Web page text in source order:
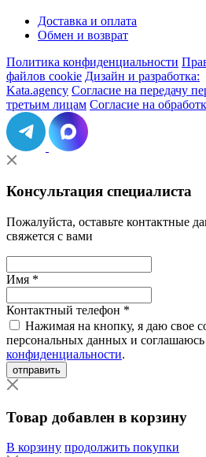
Доставка и оплата
Обмен и возврат
Политика конфиденциальности
файлов cookie Дизайн и разработка:
Kata.agency Согласие на передачу
третьим лицам Согласие на
Консультация специалиста
Пожалуйста, оставьте контактные
свяжется с вами
Имя *
Контактный телефон *
Нажимая на кнопку, я даю свое
персональных данных и
конфиденциальности.
отправить
Товар добавлен в корзину
В корзину продолжить покупки